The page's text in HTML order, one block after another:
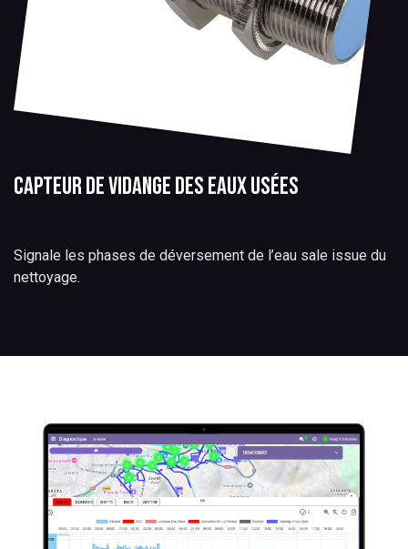
Capteur de vidange des eaux usées
Signale les phases de déversement de l’eau sale issue du
nettoyage.